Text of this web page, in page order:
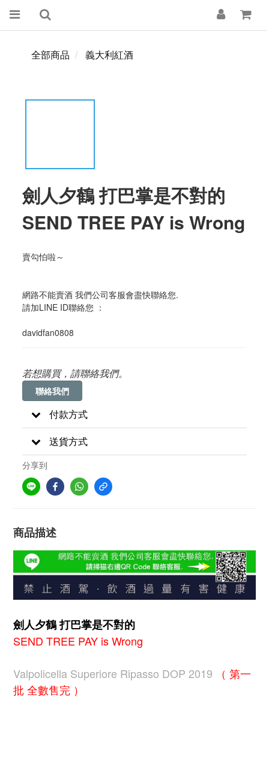
全部商品 義大利紅酒
劍人夕鶴 打巴掌是不對的
SEND TREE PAY is Wrong
賣勾怕啦～
網路不能賣酒 我們公司客服會盡快聯絡您.
請加LINE ID聯絡您 ：
davidfan0808
若想購買，請聯絡我們。
聯絡我們
付款方式
送貨方式
分享到
商品描述
劍人夕鶴 打巴掌是不對的
SEND TREE PAY is Wrong
Valpolicella Superiore Ripasso DOP 2019
（ 第一
批 全數售完 ）